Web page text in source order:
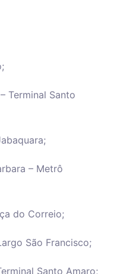
Terminal Santo
– Metrô
do Correio;
São Francisco;
Santo Amaro;